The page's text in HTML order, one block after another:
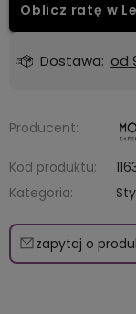
Oblicz ratę w
Dostawa: od
Producent:
Kod produktu:
Kategoria:
zapytaj o